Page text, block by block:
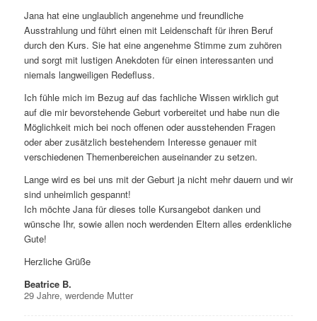
Jana hat eine unglaublich angenehme und freundliche
Ausstrahlung und führt einen mit Leidenschaft für ihren Beruf
durch den Kurs. Sie hat eine angenehme Stimme zum zuhören
und sorgt mit lustigen Anekdoten für einen interessanten und
niemals langweiligen Redefluss.
Ich fühle mich im Bezug auf das fachliche Wissen wirklich gut
auf die mir bevorstehende Geburt vorbereitet und habe nun die
Möglichkeit mich bei noch offenen oder ausstehenden Fragen
oder aber zusätzlich bestehendem Interesse genauer mit
verschiedenen Themenbereichen auseinander zu setzen.
Lange wird es bei uns mit der Geburt ja nicht mehr dauern und wir
sind unheimlich gespannt!
Ich möchte Jana für dieses tolle Kursangebot danken und
wünsche Ihr, sowie allen noch werdenden Eltern alles erdenkliche
Gute!
Herzliche Grüße
Beatrice B.
29 Jahre, werdende Mutter